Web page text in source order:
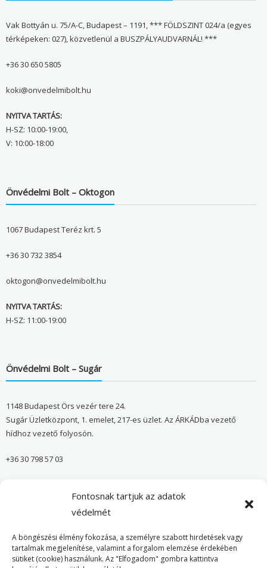
Fontosnak tartjuk az adatok
védelmét
A böngészési élmény fokozása, a személyre szabott hirdetések vagy
tartalmak megjelenítése, valamint a forgalom elemzése érdekében
sütiket (cookie) használunk. Az "Elfogadom" gombra kattintva
Vak Bottyán u. 75/A-C, Budapest – 1191, *** FÖLDSZINT 024/a (egyes
térképeken: 027), közvetlenül a BUSZPÁLYAUDVARNÁL! ***
+36 30 650 5805
koki@onvedelmibolt.hu
NYITVA TARTÁS:
H-SZ: 10:00-19:00,
V: 10:00-18:00
Önvédelmi Bolt – Oktogon
1067 Budapest Teréz krt. 5
+36 30 732 3854
oktogon@onvedelmibolt.hu
NYITVA TARTÁS:
H-SZ: 11:00-19:00
Önvédelmi Bolt – Sugár
1148 Budapest Örs vezér tere 24.
Sugár Üzletközpont, 1. emelet, 217-es üzlet. Az ÁRKÁDba vezető
hídhoz vezető folyosón.
+36 30 798 57 03